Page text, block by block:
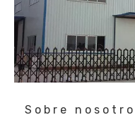
Sobre